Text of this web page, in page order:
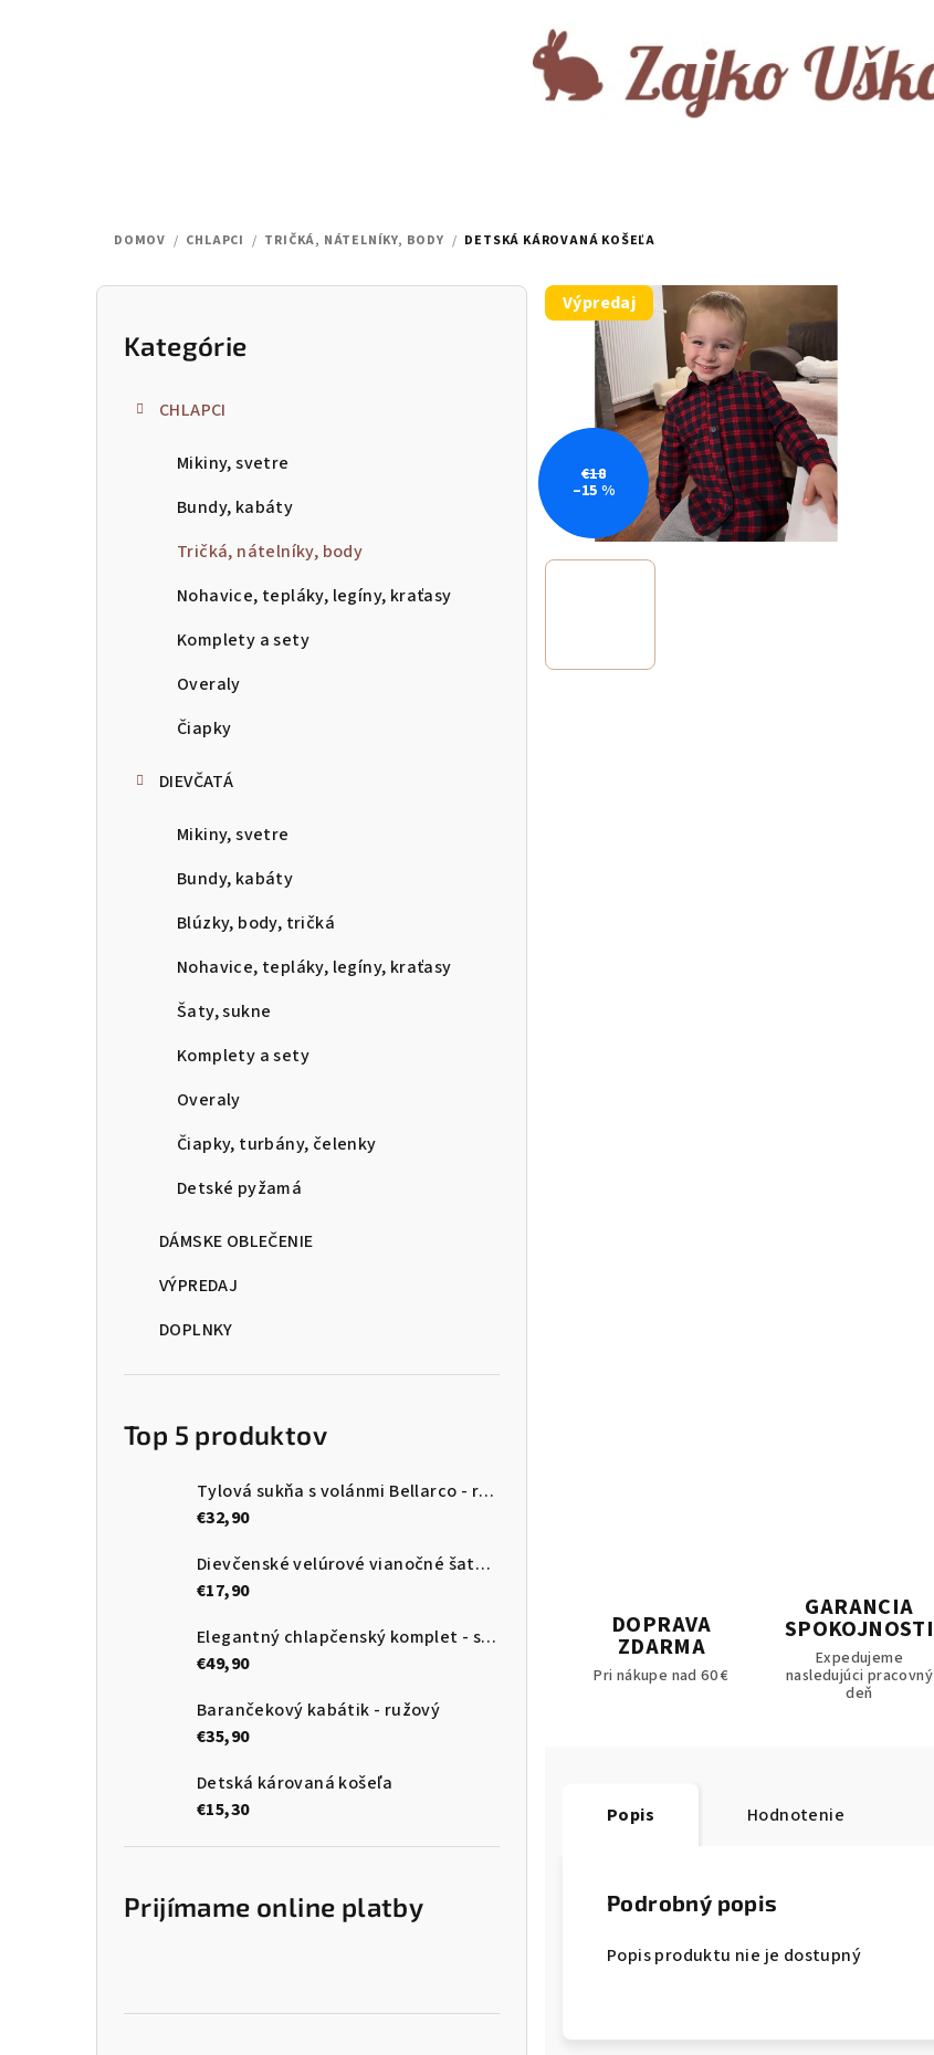
DOMOV / CHLAPCI / TRIČKÁ, NÁTELNÍKY, BODY / DETSKÁ KÁROVANÁ KOŠEĽA
B
Preskočiť
kategórie
Kategórie
CHLAPCI
Mikiny, svetre
Bundy, kabáty
Tričká, nátelníky, body
Nohavice, tepláky, legíny, kraťasy
Komplety a sety
Overaly
Čiapky
DIEVČATÁ
Mikiny, svetre
Bundy, kabáty
Blúzky, body, tričká
Nohavice, tepláky, legíny, kraťasy
Šaty, sukne
Komplety a sety
Overaly
Čiapky, turbány, čelenky
Detské pyžamá
DÁMSKE OBLEČENIE
VÝPREDAJ
DOPLNKY
Top 5 produktov
Tylová sukňa s volánmi Bellarco - ružová so srdiečkami
€32,90
Dievčenské velúrové vianočné šaty s tylom
€17,90
Elegantný chlapčenský komplet - sako, vesta, motýlik, nohavice
€49,90
Barančekový kabátik - ružový
€35,90
Detská károvaná košeľa
€15,30
Prijímame online platby
Výpredaj
€18
–15 %
DOPRAVA
ZDARMA
Pri nákupe nad 60 €
GARANCIA
SPOKOJNOSTI
Expedujeme
nasledujúci pracovný
deň
Popis Hodnotenie
Podrobný popis
Popis produktu nie je dostupný